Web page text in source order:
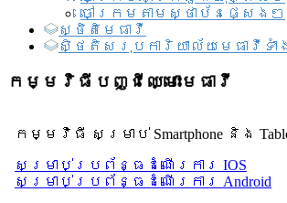
ចៅក្រមតាមស្ថាប័នផ្សេងៗ
ស្ថិតិមេធាវី
សិ្ថតិសរុបការិយាល័យមេធាវីទ
កម្មវិធីបញ្ជីឈ្មោះមេធាវី
កម្មវិធី សម្រាប់ Smartphone និង
សម្រាប់​ប្រព័ន្ធដំណើរការ IOS
សម្រាប់​ប្រព័ន្ធដំណើរការ Android